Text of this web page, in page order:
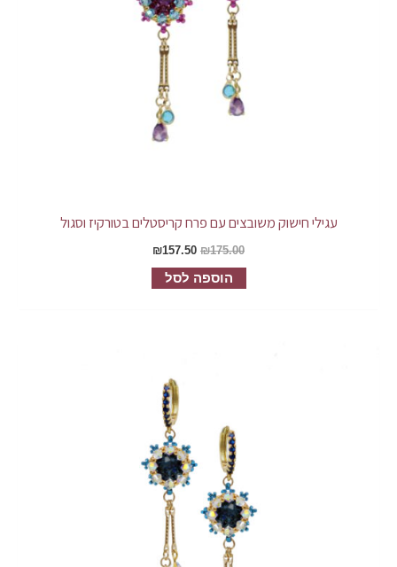
עגילי חישוק משובצים עם פרח קריסטלים בטורקיז וסגול
₪175.00
₪157.50
הוספה לסל